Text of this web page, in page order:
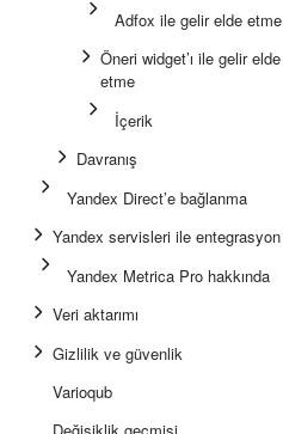
Adfox ile gelir elde etme
Öneri widget’ı ile gelir elde
etme
İçerik
Davranış
Yandex Direct’e bağlanma
Yandex servisleri ile entegrasyon
Yandex Metrica Pro hakkında
Veri aktarımı
Gizlilik ve güvenlik
Varioqub